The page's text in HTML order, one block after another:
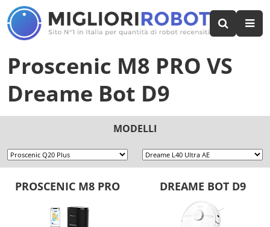
Proscenic M8 PRO VS
Dreame Bot D9
MODELLI
PROSCENIC M8 PRO DREAME BOT D9